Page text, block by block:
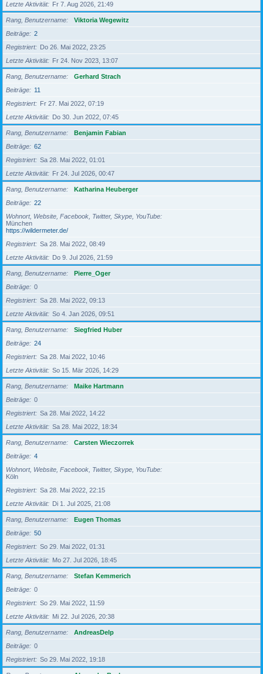
Letzte Aktivität
Fr 7. Aug 2026, 21:49
Rang, Benutzername
Viktoria Wegewitz
Beiträge
2
Registriert
Do 26. Mai 2022, 23:25
Letzte Aktivität
Fr 24. Nov 2023, 13:07
Rang, Benutzername
Gerhard Strach
Beiträge
11
Registriert
Fr 27. Mai 2022, 07:19
Letzte Aktivität
Do 30. Jun 2022, 07:45
Rang, Benutzername
Benjamin Fabian
Beiträge
62
Registriert
Sa 28. Mai 2022, 01:01
Letzte Aktivität
Fr 24. Jul 2026, 00:47
Rang, Benutzername
Katharina Heuberger
Beiträge
22
Wohnort, Website, Facebook, Twitter, Skype, YouTube
München
https://wildermeter.de/
Registriert
Sa 28. Mai 2022, 08:49
Letzte Aktivität
Do 9. Jul 2026, 21:59
Rang, Benutzername
Pierre_Oger
Beiträge
0
Registriert
Sa 28. Mai 2022, 09:13
Letzte Aktivität
So 4. Jan 2026, 09:51
Rang, Benutzername
Siegfried Huber
Beiträge
24
Registriert
Sa 28. Mai 2022, 10:46
Letzte Aktivität
So 15. Mär 2026, 14:29
Rang, Benutzername
Maike Hartmann
Beiträge
0
Registriert
Sa 28. Mai 2022, 14:22
Letzte Aktivität
Sa 28. Mai 2022, 18:34
Rang, Benutzername
Carsten Wieczorrek
Beiträge
4
Wohnort, Website, Facebook, Twitter, Skype, YouTube
Köln
Registriert
Sa 28. Mai 2022, 22:15
Letzte Aktivität
Di 1. Jul 2025, 21:08
Rang, Benutzername
Eugen Thomas
Beiträge
50
Registriert
So 29. Mai 2022, 01:31
Letzte Aktivität
Mo 27. Jul 2026, 18:45
Rang, Benutzername
Stefan Kemmerich
Beiträge
0
Registriert
So 29. Mai 2022, 11:59
Letzte Aktivität
Mi 22. Jul 2026, 20:38
Rang, Benutzername
AndreasDelp
Beiträge
0
Registriert
So 29. Mai 2022, 19:18